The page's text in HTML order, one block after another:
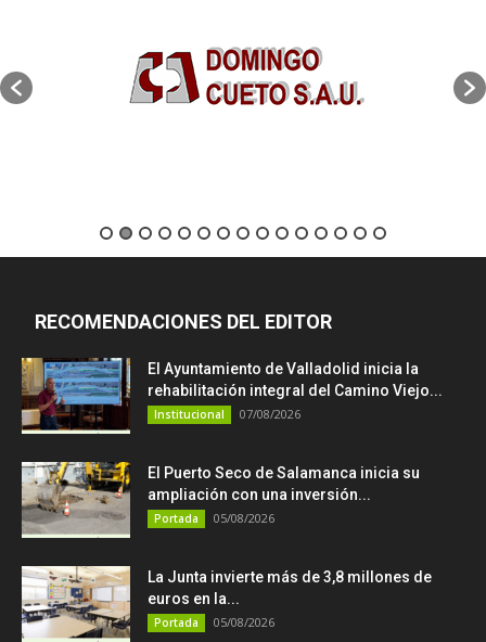
RECOMENDACIONES DEL EDITOR
El Ayuntamiento de Valladolid inicia la
rehabilitación integral del Camino Viejo...
Institucional 07/08/2026
El Puerto Seco de Salamanca inicia su
ampliación con una inversión...
Portada 05/08/2026
La Junta invierte más de 3,8 millones de
euros en la...
Portada 05/08/2026